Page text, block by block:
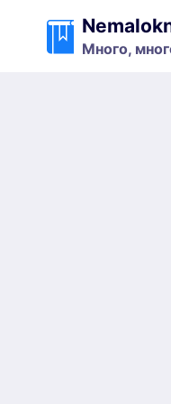
содержимомуМного,